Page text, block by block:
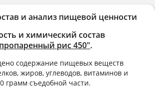
и анализ пищевой ценности
и химический состав
рис 450".
содержание пищевых веществ
жиров, углеводов, витаминов и
грамм съедобной части.